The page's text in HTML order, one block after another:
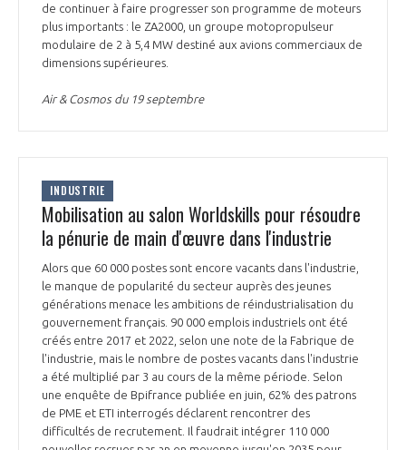
ENVIRONNEMENT
INTERNATIONALISATION
RAPPORTS D'ACTIVITÉS
de continuer à faire progresser son programme de moteurs
plus importants : le ZA2000, un groupe motopropulseur
modulaire de 2 à 5,4 MW destiné aux avions commerciaux de
dimensions supérieures.
Air & Cosmos du 19 septembre
INDUSTRIE
Mobilisation au salon Worldskills pour résoudre
la pénurie de main d'œuvre dans l'industrie
Alors que 60 000 postes sont encore vacants dans l'industrie,
le manque de popularité du secteur auprès des jeunes
générations menace les ambitions de réindustrialisation du
gouvernement français. 90 000 emplois industriels ont été
créés entre 2017 et 2022, selon une note de la Fabrique de
l'industrie, mais le nombre de postes vacants dans l'industrie
a été multiplié par 3 au cours de la même période. Selon
une enquête de Bpifrance publiée en juin, 62% des patrons
de PME et ETI interrogés déclarent rencontrer des
difficultés de recrutement. Il faudrait intégrer 110 000